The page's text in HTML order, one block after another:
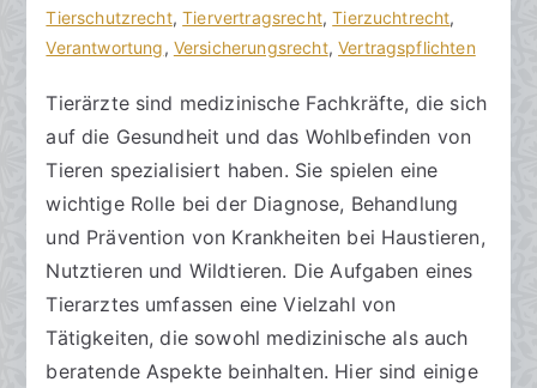
w
ä
t
e
l
i
h
t
a
m
p
r
i
Tierschutzrecht,Tiervertragsrecht,Tierzuchtrecht,
Verantwortung, Versicherungsrecht,Vertragspflichten
Tierarztaufgaben
und
Verantwortung
Tierärzte sind medizinische Fachkräfte, die sich
auf die Gesundheit und das Wohlbefinden von
Tieren spezialisiert haben. Sie spielen eine
wichtige Rolle bei der Diagnose, Behandlung
und Prävention von Krankheiten bei Haustieren,
Nutztieren und Wildtieren. Die Aufgaben eines
Tierarztes umfassen eine Vielzahl von
Tätigkeiten, die sowohl medizinische als auch
beratende Aspekte beinhalten. Hier sind einige